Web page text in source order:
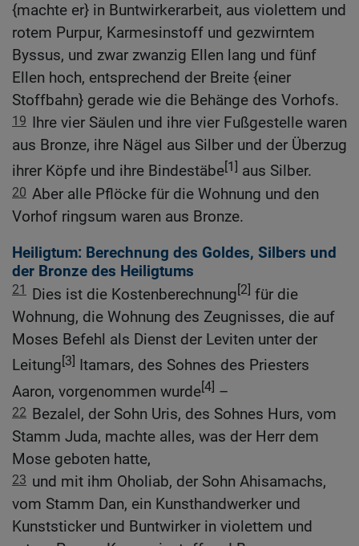
{machte er} in Buntwirkerarbeit, aus violettem und
rotem Purpur, Karmesinstoff und gezwirntem
Byssus, und zwar zwanzig Ellen lang und fünf
Ellen hoch, entsprechend der Breite {einer
Stoffbahn} gerade wie die Behänge des Vorhofs.
19 Ihre vier Säulen und ihre vier Fußgestelle waren
aus Bronze, ihre Nägel aus Silber und der Überzug
ihrer Köpfe und ihre Bindestäbe[1] aus Silber.
20 Aber alle Pflöcke für die Wohnung und den
Vorhof ringsum waren aus Bronze.
Heiligtum: Berechnung des Goldes, Silbers und
der Bronze des Heiligtums
21 Dies ist die Kostenberechnung[2] für die
Wohnung, die Wohnung des Zeugnisses, die auf
Moses Befehl als Dienst der Leviten unter der
Leitung[3] Itamars, des Sohnes des Priesters
Aaron, vorgenommen wurde[4] –
22 Bezalel, der Sohn Uris, des Sohnes Hurs, vom
Stamm Juda, machte alles, was der Herr dem
Mose geboten hatte,
23 und mit ihm Oholiab, der Sohn Ahisamachs,
vom Stamm Dan, ein Kunsthandwerker und
Kunststicker und Buntwirker in violettem und